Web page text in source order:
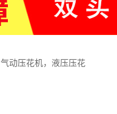
气动压花机，液压压花